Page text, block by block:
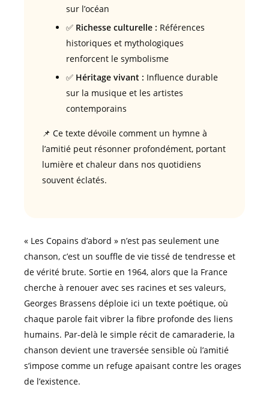
sur l’océan
✅ Richesse culturelle : Références
historiques et mythologiques
renforcent le symbolisme
✅ Héritage vivant : Influence durable
sur la musique et les artistes
contemporains
📌 Ce texte dévoile comment un hymne à
l’amitié peut résonner profondément, portant
lumière et chaleur dans nos quotidiens
souvent éclatés.
« Les Copains d’abord » n’est pas seulement une
chanson, c’est un souffle de vie tissé de tendresse et
de vérité brute. Sortie en 1964, alors que la France
cherche à renouer avec ses racines et ses valeurs,
Georges Brassens déploie ici un texte poétique, où
chaque parole fait vibrer la fibre profonde des liens
humains. Par-delà le simple récit de camaraderie, la
chanson devient une traversée sensible où l’amitié
s’impose comme un refuge apaisant contre les orages
de l’existence.